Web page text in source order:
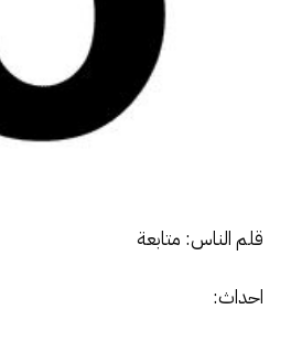
قلم الناس: متابعة
احداث: